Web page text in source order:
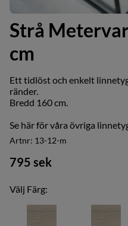
Strå
cm
Ett tidlöst och enkelt
ränder.
Bredd 160 cm.
Se här för våra övriga
Artnr: 13-12-m
795 sek
Välj Färg: